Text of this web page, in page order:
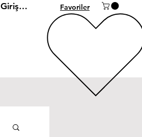
Giriş Yap Favoriler